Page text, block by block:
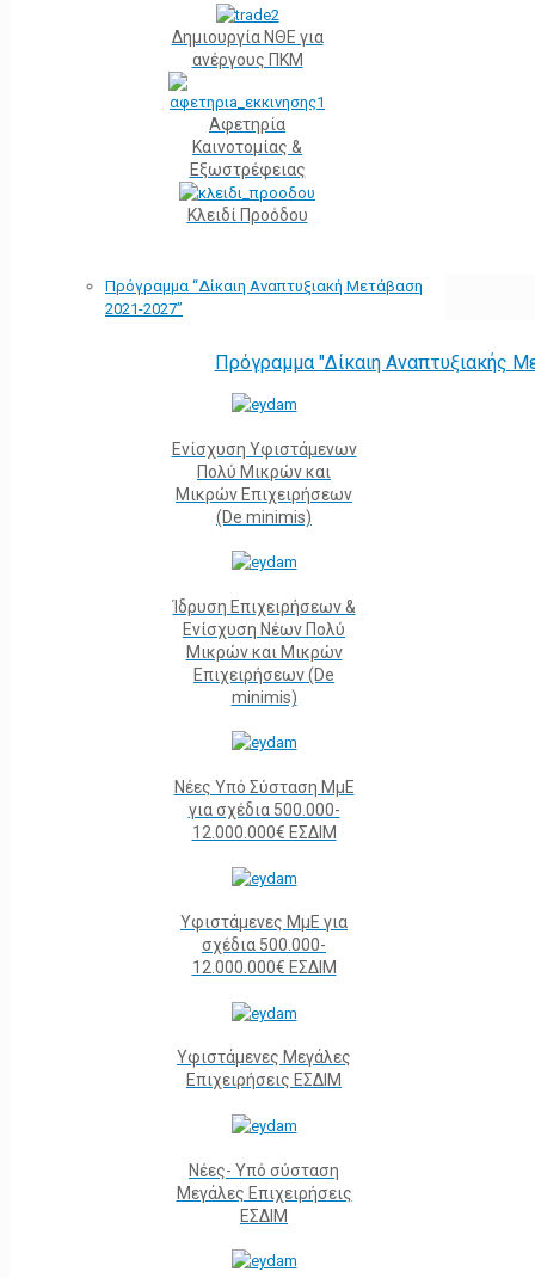
Δημιουργία ΝΘΕ για
ανέργους ΠΚΜ
Αφετηρία
Kαινοτομίας &
Εξωστρέφειας
Κλειδί Προόδου
Πρόγραμμα “Δίκαιη Αναπτυξιακή Μετάβαση
2021-2027”
Πρόγραμμα "Δίκαιη Αναπτυξιακής
Ενίσχυση Υφιστάμενων
Πολύ Μικρών και
Μικρών Επιχειρήσεων
(De minimis)
Ίδρυση Επιχειρήσεων &
Ενίσχυση Νέων Πολύ
Μικρών και Μικρών
Επιχειρήσεων (De
minimis)
Νέες Υπό Σύσταση ΜμΕ
για σχέδια 500.000-
12.000.000€ ΕΣΔΙΜ
Υφιστάμενες ΜμΕ για
σχέδια 500.000-
12.000.000€ ΕΣΔΙΜ
Υφιστάμενες Μεγάλες
Επιχειρήσεις ΕΣΔΙΜ
Νέες- Υπό σύσταση
Μεγάλες Επιχειρήσεις
ΕΣΔΙΜ